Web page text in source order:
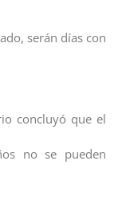
serán días con
concluyó que el
no se pueden